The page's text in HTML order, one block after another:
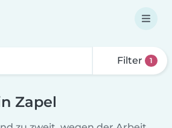
Filter 1
Zapel